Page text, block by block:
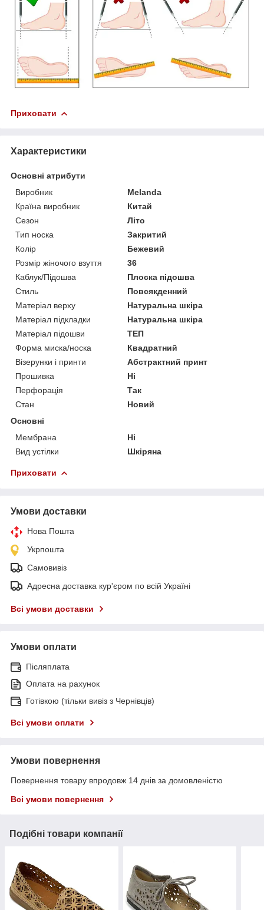
Приховати
Характеристики
Основні атрибути
Виробник
Melanda
Країна виробник
Китай
Сезон
Літо
Тип носка
Закритий
Колір
Бежевий
Розмір жіночого взуття
36
Каблук/Підошва
Плоска підошва
Стиль
Повсякденний
Матеріал верху
Натуральна шкіра
Матеріал підкладки
Натуральна шкіра
Матеріал підошви
ТЕП
Форма миска/носка
Квадратний
Візерунки і принти
Абстрактний принт
Прошивка
Ні
Перфорація
Так
Стан
Новий
Основні
Мембрана
Ні
Вид устілки
Шкіряна
Приховати
Умови доставки
Нова Пошта
Укрпошта
Самовивіз
Адресна доставка кур'єром по всій Україні
Всі умови доставки
Умови оплати
Післяплата
Оплата на рахунок
Готівкою (тільки вивіз з Чернівців)
Всі умови оплати
Умови повернення
Повернення товару впродовж 14 днів за домовленістю
Всі умови повернення
Подібні товари компанії